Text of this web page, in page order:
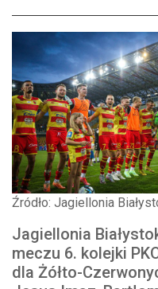
Źródło: Jagiellonia
Jagiellonia
meczu 6. kolejki
dla Żółto-